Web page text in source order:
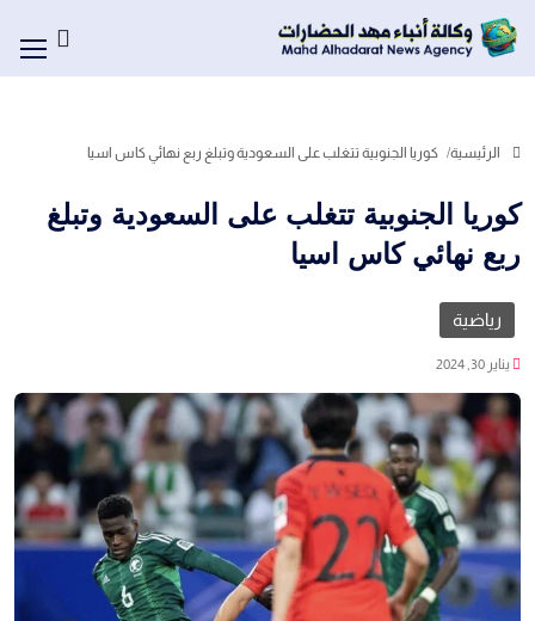
الرئيسية كوريا الجنوبية تتغلب على السعودية وتبلغ ربع نهائي كاس اسيا
كوريا الجنوبية تتغلب على السعودية وتبلغ
ربع نهائي كاس اسيا
رياضية
يناير 30, 2024